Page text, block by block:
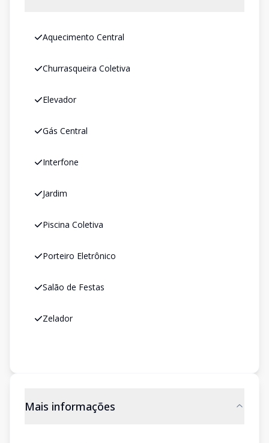
Aquecimento Central
Churrasqueira Coletiva
Elevador
Gás Central
Interfone
Jardim
Piscina Coletiva
Porteiro Eletrônico
Salão de Festas
Zelador
Mais informações